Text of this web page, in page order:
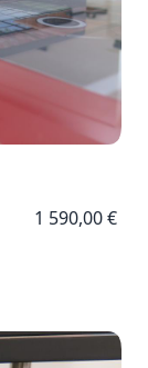
1 590,00 €